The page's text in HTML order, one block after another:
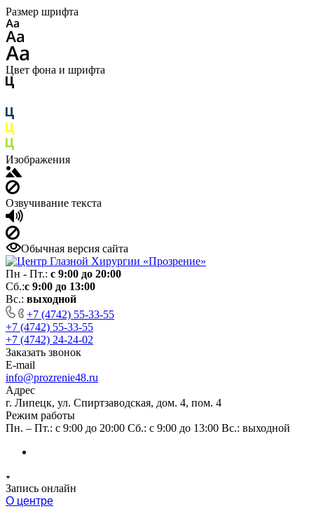
Размер шрифта
Цвет фона и шрифта
Изображения
Озвучивание текста
Обычная версия сайта
Пн - Пт.: с 9:00 до 20:00
Сб.:с 9:00 до 13:00
Вс.: выходной
+7 (4742) 55-33-55
+7 (4742) 55-33-55
+7 (4742) 24-24-02
Заказать звонок
E-mail
info@prozrenie48.ru
Адрес
г. Липецк, ул. Спиртзаводская, дом. 4, пом. 4
Режим работы
Пн. – Пт.: с 9:00 до 20:00 Сб.: с 9:00 до 13:00 Вс.: выходной
Запись онлайн
О центре